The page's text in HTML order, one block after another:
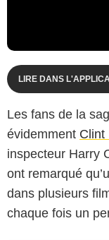
LIRE DANS
Les fans de la
évidemment Clint
inspecteur Harry
ont remarqué
dans plusieurs
chaque fois un